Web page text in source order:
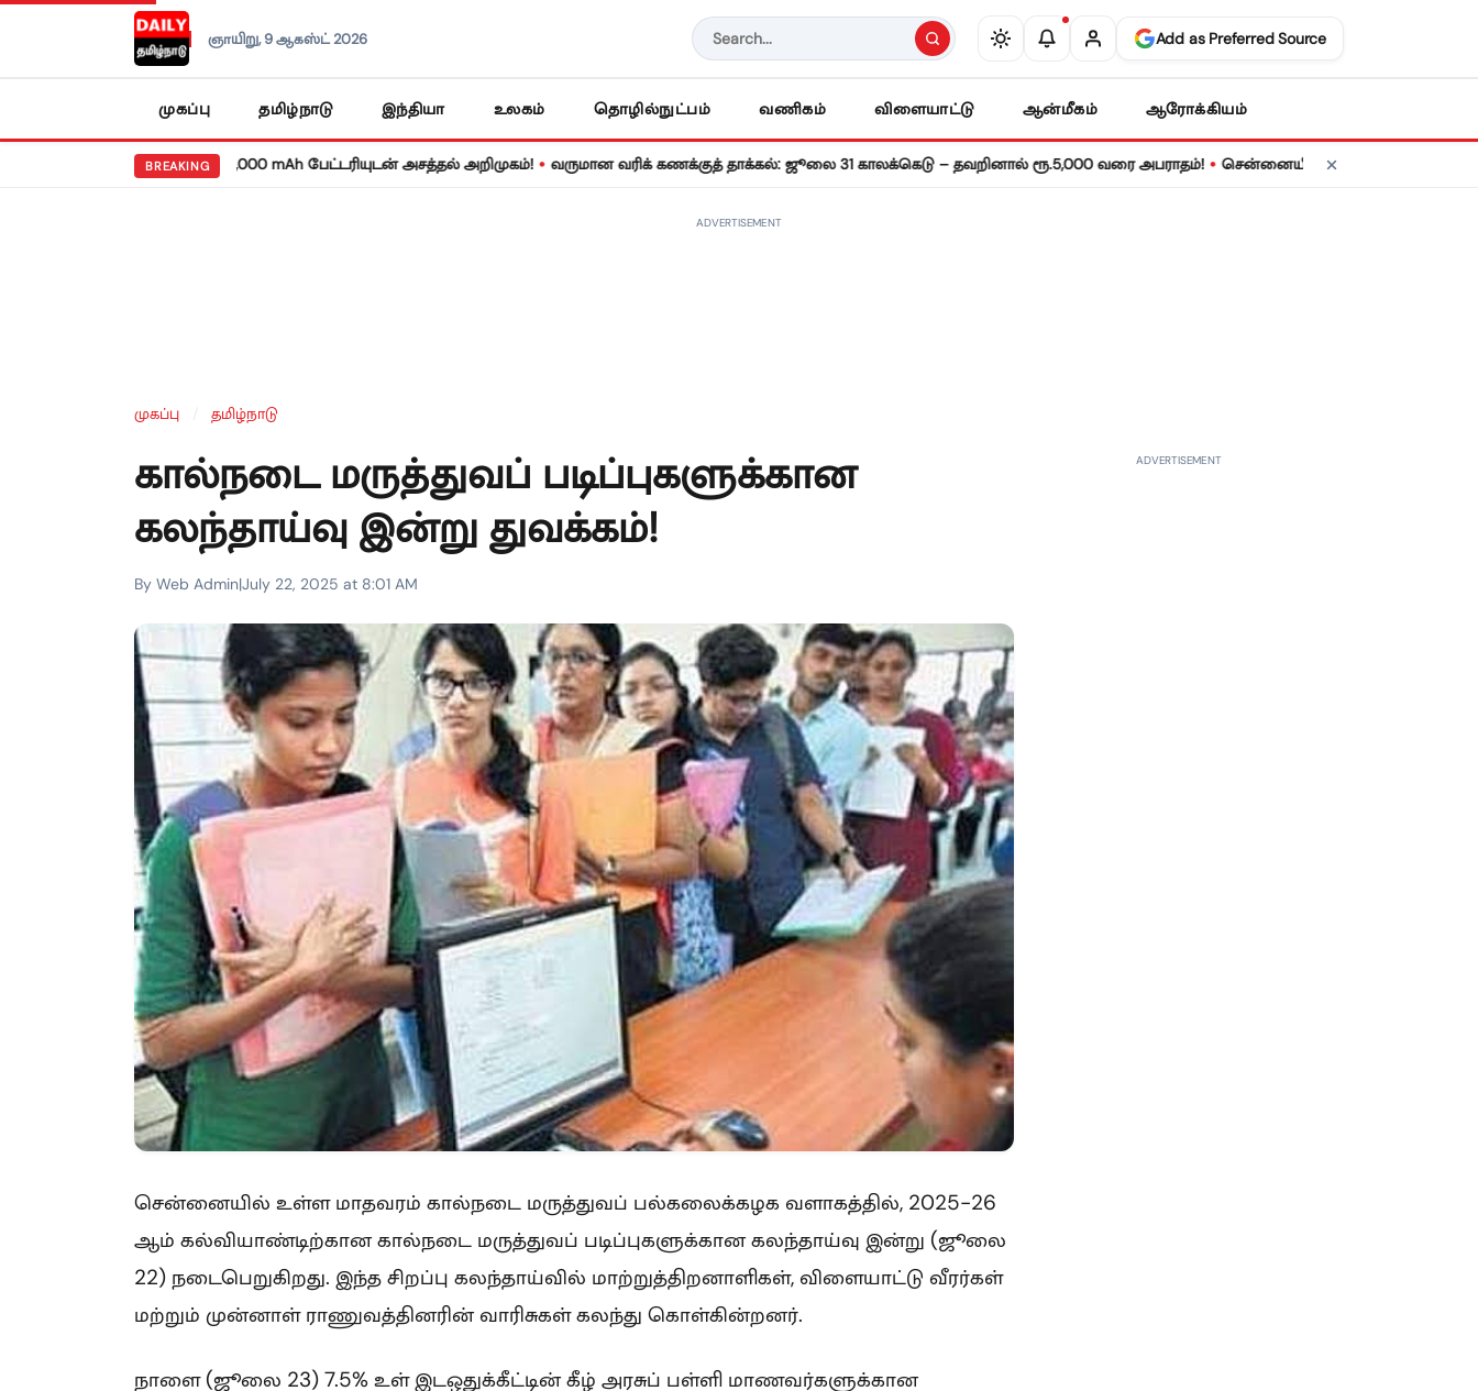
ஞாயிறு, 9 ஆகஸ்ட் 2026 Add as Preferred Source
முகப்பு தமிழ்நாடு இந்தியா உலகம் தொழில்நுட்பம் வணிகம் விளையாட்டு ஆன்மீகம் ஆரோக்கியம்
BREAKING
நோட் 17 5ஜி: 8,000 mAh பேட்டரியுடன் அசத்தல் அறிமுகம்! • வருமான வரிக் கணக்குத் தாக்கல்: ஜூலை 31 காலக்கெடு – தவறினால் ரூ.5,000 வரை அபராதம்! • சென்னையில் நாளை மின் தடை! உங்கள்
ADVERTISEMENT
முகப்பு தமிழ்நாடு
கால்நடை மருத்துவப் படிப்புகளுக்கான
கலந்தாய்வு இன்று துவக்கம்!
By Web Admin|July 22, 2025 at 8:01 AM
சென்னையில் உள்ள மாதவரம் கால்நடை மருத்துவப் பல்கலைக்கழக வளாகத்தில், 2025-26
ஆம் கல்வியாண்டிற்கான கால்நடை மருத்துவப் படிப்புகளுக்கான கலந்தாய்வு இன்று (ஜூலை
22) நடைபெறுகிறது. இந்த சிறப்பு கலந்தாய்வில் மாற்றுத்திறனாளிகள், விளையாட்டு வீரர்கள்
மற்றும் முன்னாள் ராணுவத்தினரின் வாரிசுகள் கலந்து கொள்கின்றனர்.
நாளை (ஜூலை 23) 7.5% உள் இடஒதுக்கீட்டின் கீழ் அரசுப் பள்ளி மாணவர்களுக்கான
ADVERTISEMENT